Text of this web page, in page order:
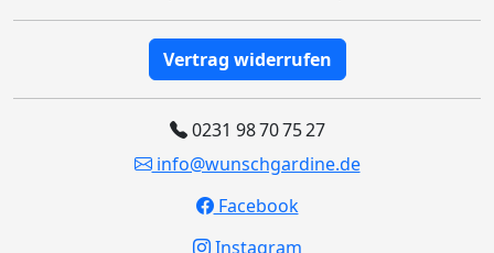
Vertrag widerrufen
0231 98 70 75 27
info@wunschgardine.de
Facebook
Instagram